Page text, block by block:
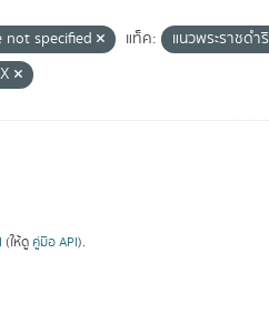
not specified แท็ค: แนวพระราชดำริ
(ให้ดู คู่มือ API).